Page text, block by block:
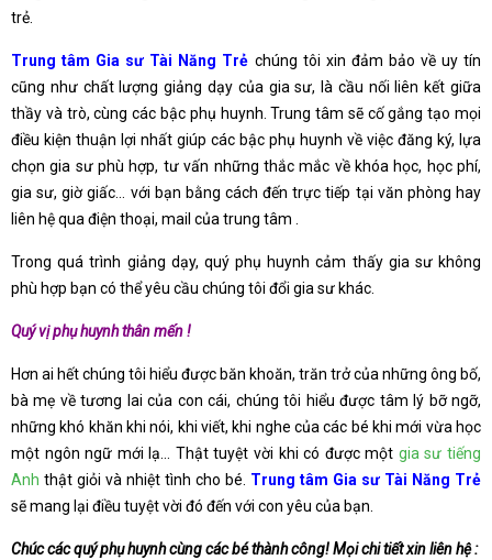
trẻ.
Trung tâm Gia sư Tài Năng Trẻ chúng tôi xin đảm bảo về uy tín
cũng như chất lượng giảng dạy của gia sư, là cầu nối liên kết giữa
thầy và trò, cùng các bậc phụ huynh. Trung tâm sẽ cố gắng tạo mọi
điều kiện thuận lợi nhất giúp các bậc phụ huynh về việc đăng ký, lựa
chọn gia sư phù hợp, tư vấn những thắc mắc về khóa học, học phí,
gia sư, giờ giấc… với bạn bằng cách đến trực tiếp tại văn phòng hay
liên hệ qua điện thoại, mail của trung tâm .
Trong quá trình giảng dạy, quý phụ huynh cảm thấy gia sư không
phù hợp bạn có thể yêu cầu chúng tôi đổi gia sư khác.
Quý vị phụ huynh thân mến !
Hơn ai hết chúng tôi hiểu được băn khoăn, trăn trở của những ông bố,
bà mẹ về tương lai của con cái, chúng tôi hiểu được tâm lý bỡ ngỡ,
những khó khăn khi nói, khi viết, khi nghe của các bé khi mới vừa học
một ngôn ngữ mới lạ… Thật tuyệt vời khi có được một gia sư tiếng
Anh thật giỏi và nhiệt tình cho bé. Trung tâm Gia sư Tài Năng Trẻ
sẽ mang lại điều tuyệt vời đó đến với con yêu của bạn.
Chúc các quý phụ huynh cùng các bé thành công! Mọi chi tiết xin liên hệ :